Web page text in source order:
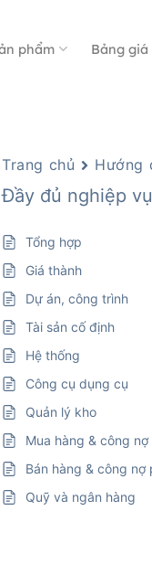
phẩm Bảng giá
Trang chủ Hướng
Đầy đủ nghiệp
Tổng hợp
Giá thành
Dự án, công trình
Tài sản cố định
Hệ thống
Công cụ dụng cụ
Quản lý kho
Mua hàng & công
Bán hàng & công nợ
Quỹ và ngân hàng